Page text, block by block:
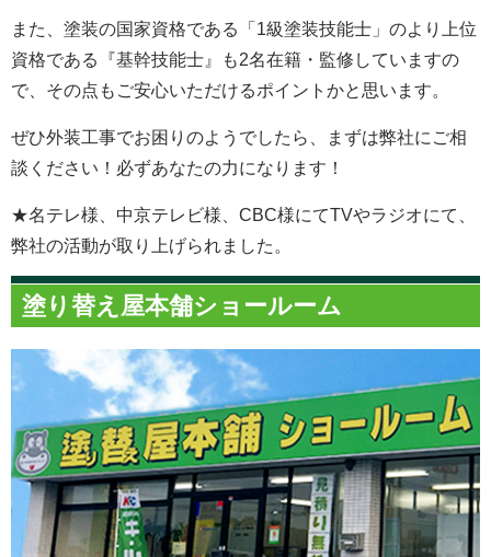
また、塗装の国家資格である「1級塗装技能士」のより上位
資格である『基幹技能士』も2名在籍・監修していますの
で、その点もご安心いただけるポイントかと思います。
ぜひ外装工事でお困りのようでしたら、まずは弊社にご相
談ください！必ずあなたの力になります！
★名テレ様、中京テレビ様、CBC様にてTVやラジオにて、
弊社の活動が取り上げられました。
塗り替え屋本舗ショールーム